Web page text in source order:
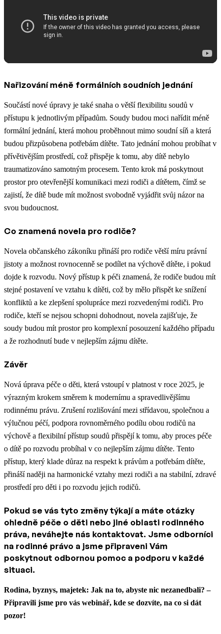
Nařizování méně formálních soudních jednání
Součástí nové úpravy je také snaha o větší flexibilitu soudů v
přístupu k jednotlivým případům. Soudy budou moci nařídit méně
formální jednání, která mohou proběhnout mimo soudní síň a která
budou přizpůsobena potřebám dítěte. Tato jednání mohou probíhat v
přívětivějším prostředí, což přispěje k tomu, aby dítě nebylo
traumatizováno samotným procesem. Tento krok má poskytnout
prostor pro otevřenější komunikaci mezi rodiči a dítětem, čímž se
zajistí, že dítě bude mít možnost svobodně vyjádřit svůj názor na
svou budoucnost.
Co znamená novela pro rodiče?
Novela občanského zákoníku přináší pro rodiče větší míru právní
jistoty a možnost rovnocenně se podílet na výchově dítěte, i pokud
dojde k rozvodu. Nový přístup k péči znamená, že rodiče budou mít
stejné postavení ve vztahu k dítěti, což by mělo přispět ke snížení
konfliktů a ke zlepšení spolupráce mezi rozvedenými rodiči. Pro
rodiče, kteří se nejsou schopni dohodnout, novela zajišťuje, že
soudy budou mít prostor pro komplexní posouzení každého případu
a že rozhodnutí bude v nejlepším zájmu dítěte.
Závěr
Nová úprava péče o děti, která vstoupí v platnost v roce 2025, je
výrazným krokem směrem k modernímu a spravedlivějšímu
rodinnému právu. Zrušení rozlišování mezi střídavou, společnou a
výlučnou péčí, podpora rovnoměrného podílu obou rodičů na
výchově a flexibilní přístup soudů přispějí k tomu, aby proces péče
o dítě po rozvodu probíhal v co nejlepším zájmu dítěte. Tento
přístup, který klade důraz na respekt k právům a potřebám dítěte,
přináší naději na harmonické vztahy mezi rodiči a na stabilní, zdravé
prostředí pro děti i po rozvodu jejich rodičů.
Pokud se vás tyto změny týkají a máte otázky
ohledně péče o děti nebo jiné oblasti rodinného
práva, neváhejte nás kontaktovat. Jsme odborníci
na rodinné právo a jsme připraveni Vám
poskytnout odbornou pomoc a podporu v každé
situaci.
Rodina, byznys, majetek: Jak na to, abyste nic nezanedbali? –
Připravili jsme pro vás webinář, kde se dozvíte, na co si dát
pozor!